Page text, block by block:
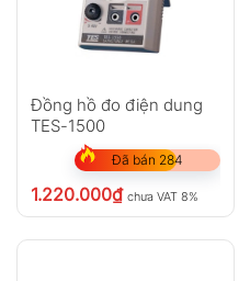
Đồng hồ đo điện dung
TES-1500
Đã bán 284
1.220.000₫ chưa VAT 8%